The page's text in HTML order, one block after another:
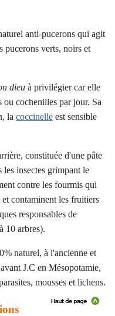
anti-pucerons qui agit
pucerons verts, noirs et
dieu à privilégier car elle
ou cochenilles par jour. Sa
la coccinelle est sensible
constituée d'une pâte
les insectes grimpant le
contre les fourmis qui
contaminent les fruitiers
responsables de
10 arbres).
naturel, à l'ancienne et
J.C en Mésopotamie,
mousses et lichens.